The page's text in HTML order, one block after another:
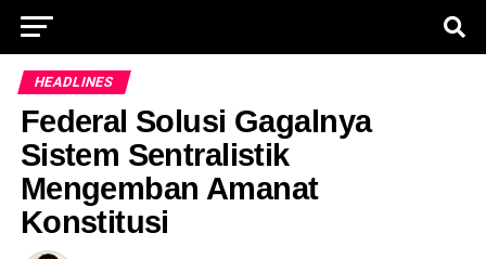
HEADLINES
Federal Solusi Gagalnya
Sistem Sentralistik
Mengemban Amanat
Konstitusi